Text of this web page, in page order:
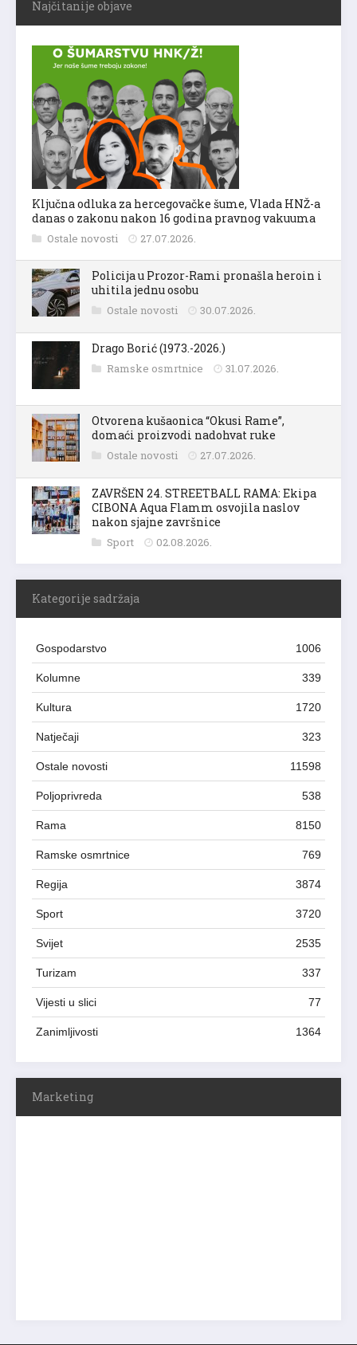
Najčitanije objave
Ključna odluka za hercegovačke šume, Vlada HNŽ-a
danas o zakonu nakon 16 godina pravnog vakuuma
Ostale novosti 27.07.2026.
Policija u Prozor-Rami pronašla heroin i
uhitila jednu osobu
Ostale novosti 30.07.2026.
Drago Borić (1973.-2026.)
Ramske osmrtnice 31.07.2026.
Otvorena kušaonica “Okusi Rame”,
domaći proizvodi nadohvat ruke
Ostale novosti 27.07.2026.
ZAVRŠEN 24. STREETBALL RAMA: Ekipa
CIBONA Aqua Flamm osvojila naslov
nakon sjajne završnice
Sport 02.08.2026.
Kategorije sadržaja
Gospodarstvo 1006
Kolumne 339
Kultura 1720
Natječaji 323
Ostale novosti 11598
Poljoprivreda 538
Rama 8150
Ramske osmrtnice 769
Regija 3874
Sport 3720
Svijet 2535
Turizam 337
Vijesti u slici 77
Zanimljivosti 1364
Marketing